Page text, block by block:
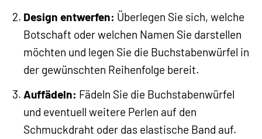
Design entwerfen: Überlegen Sie sich, welche
Botschaft oder welchen Namen Sie darstellen
möchten und legen Sie die Buchstabenwürfel in
der gewünschten Reihenfolge bereit.
Auffädeln: Fädeln Sie die Buchstabenwürfel
und eventuell weitere Perlen auf den
Schmuckdraht oder das elastische Band auf.